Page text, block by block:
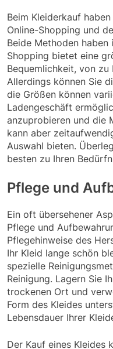
Beim Kleiderkauf
Online-Shopping und
Beide Methoden
Shopping bietet eine
Bequemlichkeit, von zu
Allerdings können Sie
die Größen können
Ladengeschäft
anzuprobieren und die
kann aber
Auswahl bieten.
besten zu Ihren
Pflege und
Ein oft übersehener
Pflege und
Pflegehinweise des
Ihr Kleid lange schön
spezielle
Reinigung. Lagern Sie
trockenen Ort und
Form des Kleides
Lebensdauer Ihrer
Der Kauf eines Kleides